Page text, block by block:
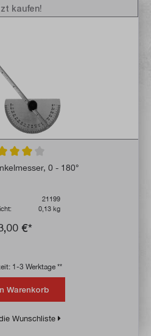
Bewertung von 4 von 5
0 - 180°
21199
0,13 kg
€*
kaufen!
1-3 Werktage **
Warenkorb
Wunschliste